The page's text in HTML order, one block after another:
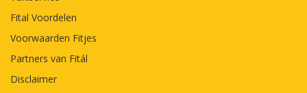
Fital Voordelen
Voorwaarden Fitjes
Partners van Fitál
Disclaimer